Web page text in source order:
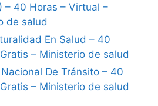
– 40 Horas – Virtual –
de salud
En Salud – 40
– Ministerio de salud
De Tránsito – 40
– Ministerio de salud